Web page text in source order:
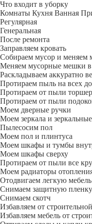
Что входит в уборку
Регу­лярная
Гене­ральная
После ремонта
Заправляем кровать
Собираем мусор и меняем
Меняем мусорные мешки в
Раскладываем аккуратно
Протираем пыль на всех
Протираем от пыли
Протираем от пыли
Моем дверные ручки
Моем зеркала и
Пылесосим пол
Моем пол и плинтуса
Моем шкафы и тумбы
Моем шкафы сверху
Протираем от пыли все
Моем радиаторы
Отодвигаем легкую
Снимаем защитную
Снимаем скотч
Избавляем от
Избавляем мебель от